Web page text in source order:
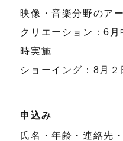
映像・音楽分野のア
クリエーション：6
時実施
ショーイング：8月２
申込み
氏名・年齢・連絡先